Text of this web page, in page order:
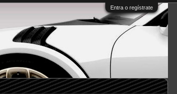
Entra o regístrate